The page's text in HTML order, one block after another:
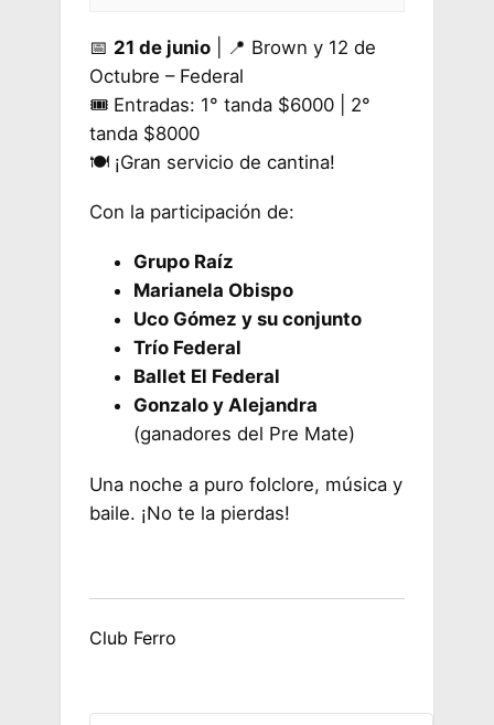
📅 21 de junio | 📍 Brown y 12 de
Octubre – Federal
🎟️ Entradas: 1° tanda $6000 | 2°
tanda $8000
🍽️ ¡Gran servicio de cantina!
Con la participación de:
Grupo Raíz
Marianela Obispo
Uco Gómez y su conjunto
Trío Federal
Ballet El Federal
Gonzalo y Alejandra
(ganadores del Pre Mate)
Una noche a puro folclore, música y
baile. ¡No te la pierdas!
Club Ferro